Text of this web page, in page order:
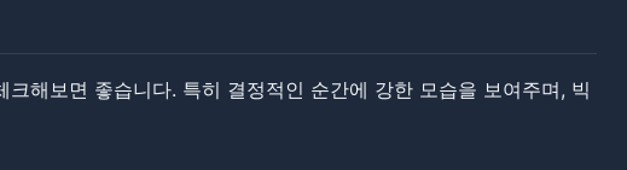
해보면 좋습니다. ​특히 결정적인 순간에 강한 모습을 보여주며, 빅